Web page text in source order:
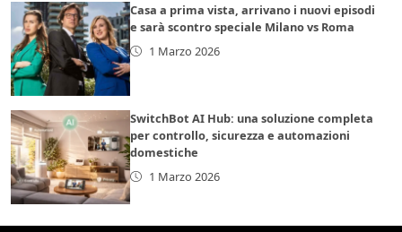
Casa a prima vista, arrivano i nuovi episodi
e sarà scontro speciale Milano vs Roma
1 Marzo 2026
SwitchBot AI Hub: una soluzione completa
per controllo, sicurezza e automazioni
domestiche
1 Marzo 2026